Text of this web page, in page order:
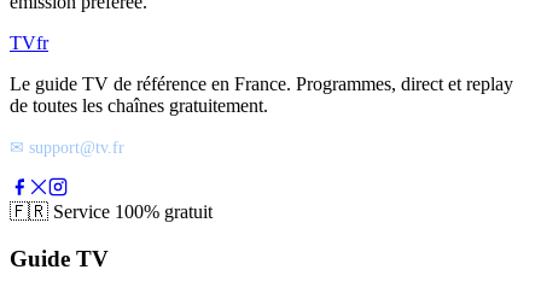
TVfr
Le guide TV de référence en France. Programmes, direct et replay
de toutes les chaînes gratuitement.
✉ support@tv.fr
🇫🇷 Service 100% gratuit
Guide TV